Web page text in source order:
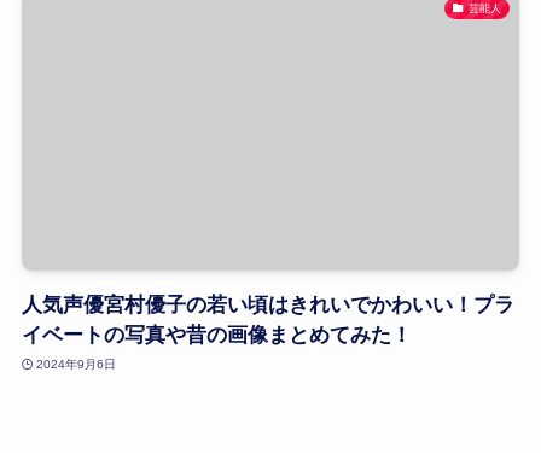
芸能人
人気声優宮村優子の若い頃はきれいでかわいい！プラ
イベートの写真や昔の画像まとめてみた！
2024年9月6日